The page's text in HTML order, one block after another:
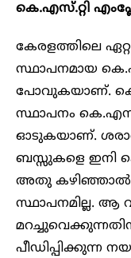
കെ.എസ്.റ്റി
‌കേരളത്തിലെ
സ്ഥാപനമായ
പോവുകയാണ്. കെ
സ്ഥാപനം
ഓടുകയാണ്.
ബസ്സുകളെ ഇനി
അതു കഴിഞ്ഞാൽ
സ്ഥാപനമില്ല. ആ
പീഡിപ്പിക്കുന്ന